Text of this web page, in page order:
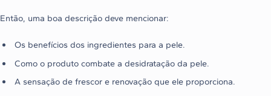
Então, uma boa descrição deve mencionar:
Os benefícios dos ingredientes para a pele.
Como o produto combate a desidratação da pele.
A sensação de frescor e renovação que ele proporciona.